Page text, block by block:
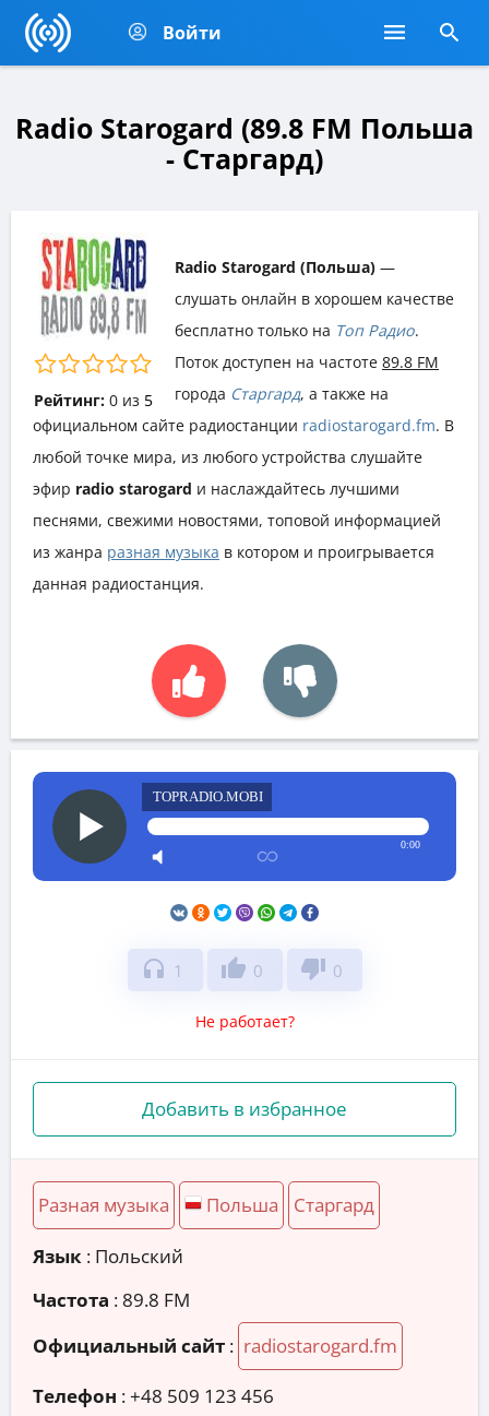
Войти
Radio Starogard (89.8 FM Польша
- Старгард)
Рейтинг: 0из 5
Radio Starogard (Польша) —
слушать онлайн в хорошем качестве
бесплатно только на Топ Радио.
Поток доступен на частоте 89.8 FM
города Старгард, а также на
официальном сайте радиостанции radiostarogard.fm. В
любой точке мира, из любого устройства слушайте
эфир radio starogard и наслаждайтесь лучшими
песнями, свежими новостями, топовой информацией
из жанра разная музыка в котором и проигрывается
данная радиостанция.
TOPRADIO.MOBI
0:00
headphones 1 thumb_up 0 thumb_down 0
Не работает?
Добавить в избранное
Разная музыка Польша Старгард
Язык : Польский
Частота : 89.8 FM
Официальный сайт : radiostarogard.fm
Телефон :+48 509 123 456